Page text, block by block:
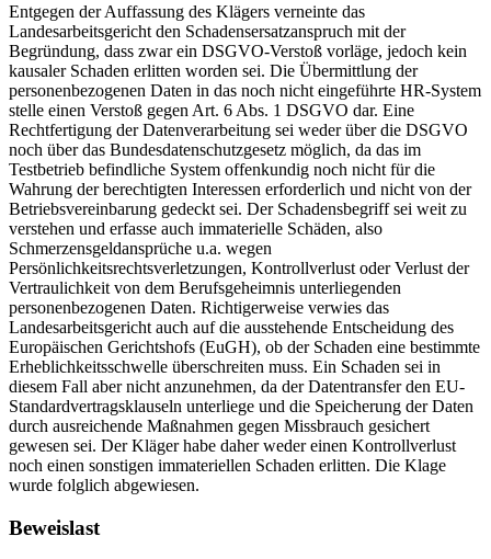
Entgegen der Auffassung des Klägers verneinte das
Landesarbeitsgericht den Schadensersatzanspruch mit der
Begründung, dass zwar ein DSGVO-Verstoß vorläge, jedoch kein
kausaler Schaden erlitten worden sei. Die Übermittlung der
personenbezogenen Daten in das noch nicht eingeführte HR-System
stelle einen Verstoß gegen Art. 6 Abs. 1 DSGVO dar. Eine
Rechtfertigung der Datenverarbeitung sei weder über die DSGVO
noch über das Bundesdatenschutzgesetz möglich, da das im
Testbetrieb befindliche System offenkundig noch nicht für die
Wahrung der berechtigten Interessen erforderlich und nicht von der
Betriebsvereinbarung gedeckt sei. Der Schadensbegriff sei weit zu
verstehen und erfasse auch immaterielle Schäden, also
Schmerzensgeldansprüche u.a. wegen
Persönlichkeitsrechtsverletzungen, Kontrollverlust oder Verlust der
Vertraulichkeit von dem Berufsgeheimnis unterliegenden
personenbezogenen Daten. Richtigerweise verwies das
Landesarbeitsgericht auch auf die ausstehende Entscheidung des
Europäischen Gerichtshofs (EuGH), ob der Schaden eine bestimmte
Erheblichkeitsschwelle überschreiten muss. Ein Schaden sei in
diesem Fall aber nicht anzunehmen, da der Datentransfer den EU-
Standardvertragsklauseln unterliege und die Speicherung der Daten
durch ausreichende Maßnahmen gegen Missbrauch gesichert
gewesen sei. Der Kläger habe daher weder einen Kontrollverlust
noch einen sonstigen immateriellen Schaden erlitten. Die Klage
wurde folglich abgewiesen.
Beweislast